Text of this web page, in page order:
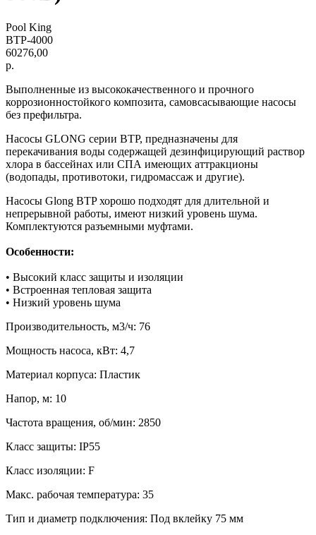
Pool King
BTP-4000
60276,00
р.
Выполненные из высококачественного и прочного
коррозионностойкого композита, самовсасывающие насосы
без префильтра.
Насосы GLONG серии BTP, предназначены для
перекачивания воды содержащей дезинфицирующий раствор
хлора в бассейнах или СПА имеющих аттракционы
(водопады, противотоки, гидромассаж и другие).
Насосы Glong BTP хорошо подходят для длительной и
непрерывной работы, имеют низкий уровень шума.
Комплектуются разъемными муфтами.
Особенности:
• Высокий класс защиты и изоляции
• Встроенная тепловая защита
• Низкий уровень шума
Производительность, м3/ч: 76
Мощность насоса, кВт: 4,7
Материал корпуса: Пластик
Напор, м: 10
Частота вращения, об/мин: 2850
Класс защиты: IP55
Класс изоляции: F
Макс. рабочая температура: 35
Тип и диаметр подключения: Под вклейку 75 мм